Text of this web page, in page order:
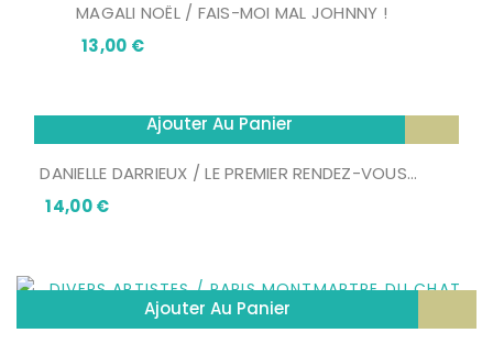
MAGALI NOËL / FAIS-MOI MAL JOHNNY !
13,00 €Prix
Ajouter Au Panier
DANIELLE DARRIEUX / LE PREMIER RENDEZ-VOUS...
14,00 €Prix
Ajouter Au Panier